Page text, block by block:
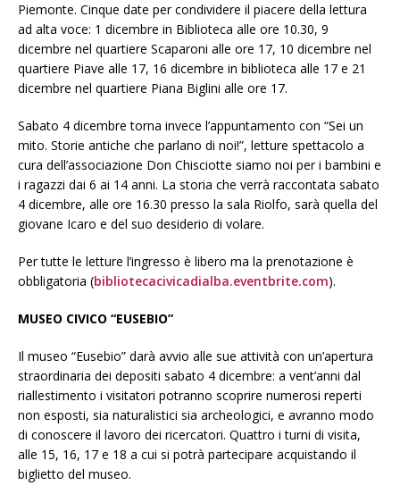
Piemonte. Cinque date per condividere il piacere della lettura
ad alta voce: 1 dicembre in Biblioteca alle ore 10.30, 9
dicembre nel quartiere Scaparoni alle ore 17, 10 dicembre nel
quartiere Piave alle 17, 16 dicembre in biblioteca alle 17 e 21
dicembre nel quartiere Piana Biglini alle ore 17.
Sabato 4 dicembre torna invece l’appuntamento con “Sei un
mito. Storie antiche che parlano di noi!”, letture spettacolo a
cura dell’associazione Don Chisciotte siamo noi per i bambini e
i ragazzi dai 6 ai 14 anni. La storia che verrà raccontata sabato
4 dicembre, alle ore 16.30 presso la sala Riolfo, sarà quella del
giovane Icaro e del suo desiderio di volare.
Per tutte le letture l’ingresso è libero ma la prenotazione è
obbligatoria (bibliotecacivicadialba.eventbrite.com).
MUSEO CIVICO “EUSEBIO”
Il museo “Eusebio” darà avvio alle sue attività con un’apertura
straordinaria dei depositi sabato 4 dicembre: a vent’anni dal
riallestimento i visitatori potranno scoprire numerosi reperti
non esposti, sia naturalistici sia archeologici, e avranno modo
di conoscere il lavoro dei ricercatori. Quattro i turni di visita,
alle 15, 16, 17 e 18 a cui si potrà partecipare acquistando il
biglietto del museo.